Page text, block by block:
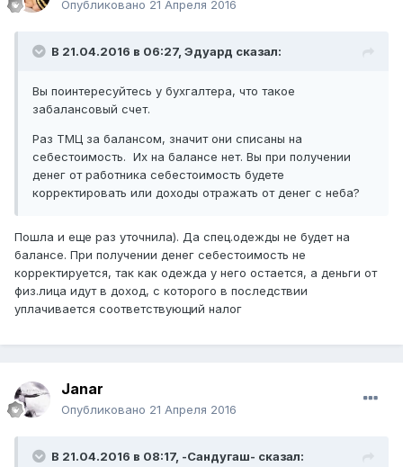
Опубликовано 21 Апреля 2016
В 21.04.2016 в 06:27, Эдуард сказал:
Вы поинтересуйтесь у бухгалтера, что такое
забалансовый счет.
Раз ТМЦ за балансом, значит они списаны на
себестоимость. Их на балансе нет. Вы при получении
денег от работника себестоимость будете
корректировать или доходы отражать от денег с неба?
Пошла и еще раз уточнила). Да спец.одежды не будет на
балансе. При получении денег себестоимость не
корректируется, так как одежда у него остается, а деньги от
физ.лица идут в доход, с которого в последствии
уплачивается соответствующий налог
Janar
Опубликовано 21 Апреля 2016
В 21.04.2016 в 08:17, -Сандугаш- сказал: